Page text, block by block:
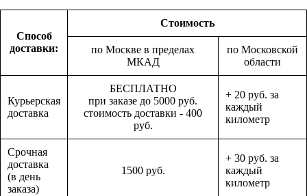
Способ
доставки:
Стоимость
по Москве в пределах
МКАД
по Московской
области
Курьерская
доставка
БЕСПЛАТНО
при заказе до 5000 руб.
стоимость доставки - 400
руб.
+ 20 руб. за
каждый
километр
Срочная
доставка
(в день
заказа)
1500 руб.
+ 30 руб. за
каждый
километр